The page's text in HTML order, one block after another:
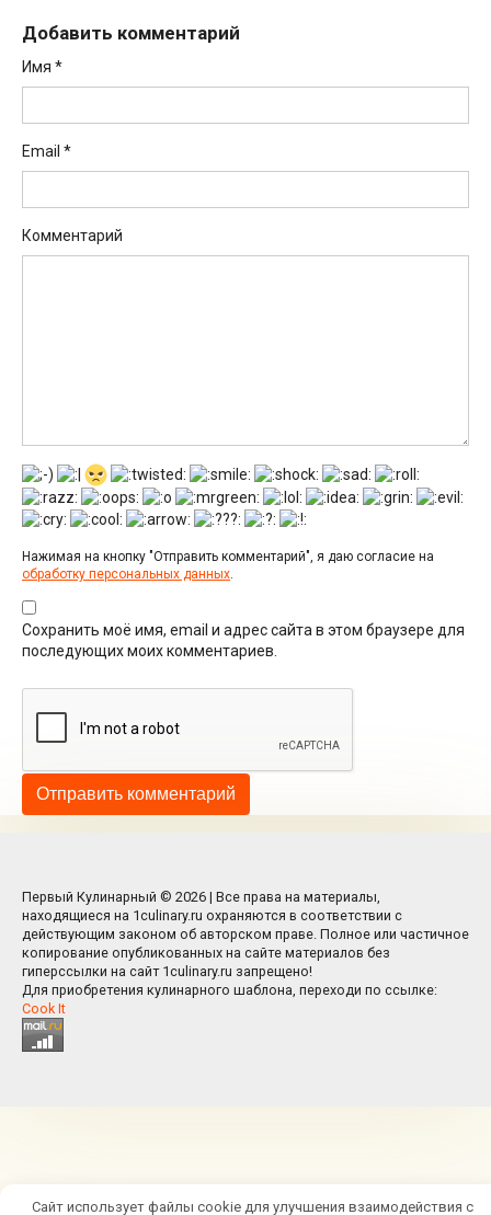
Добавить комментарий
Имя *
Email *
Комментарий
Нажимая на кнопку "Отправить комментарий", я даю согласие на
обработку персональных данных
Сохранить моё имя, email и адрес сайта в этом браузере для
последующих моих комментариев.
Первый Кулинарный © 2026 | Все права на материалы,
находящиеся на 1culinary.ru охраняются в соответствии с
действующим законом об авторском праве. Полное или частичное
копирование опубликованных на сайте материалов без
гиперссылки на сайт 1culinary.ru запрещено!
Для приобретения кулинарного шаблона, переходи по ссылке:
Cook It
Сайт использует файлы cookie для улучшения взаимодействия с